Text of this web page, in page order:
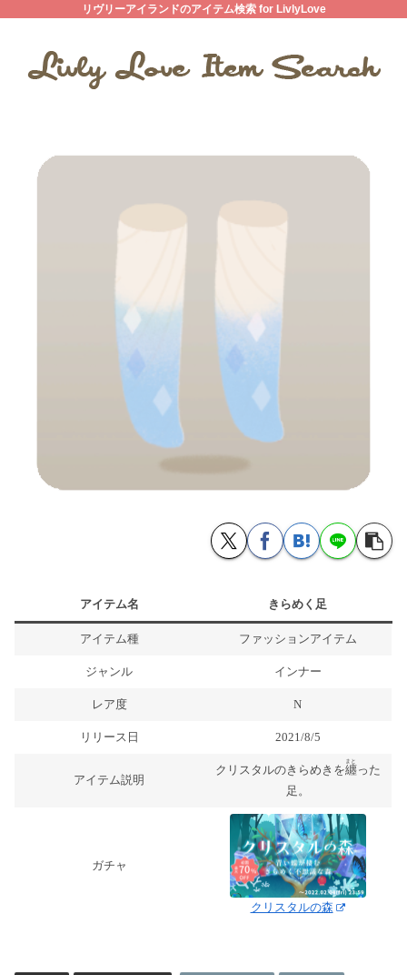
リヴリーアイランドのアイテム検索 for LivlyLove
アイテム名 きらめく足
アイテム種 ファッションアイテム
ジャンル インナー
レア度 N
リリース日 2021/8/5
アイテム説明
クリスタルのきらめきを纏
まと
った
足。
ガチャ
クリスタルの森